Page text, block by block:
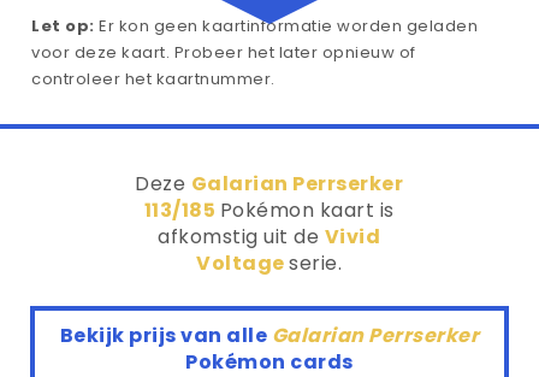
Let op: Er kon geen kaartinformatie worden geladen
voor deze kaart. Probeer het later opnieuw of
controleer het kaartnummer.
Deze Galarian Perrserker
113/185 Pokémon kaart is
afkomstig uit de Vivid
Voltageserie.
Bekijk prijs van alle Galarian Perrserker
Pokémon cards